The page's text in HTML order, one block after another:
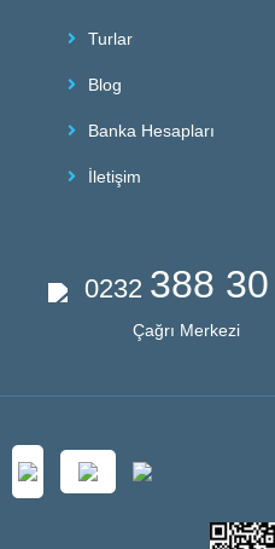
Turlar
Blog
Banka Hesapları
İletişim
0232 388
Çağrı Merkezi